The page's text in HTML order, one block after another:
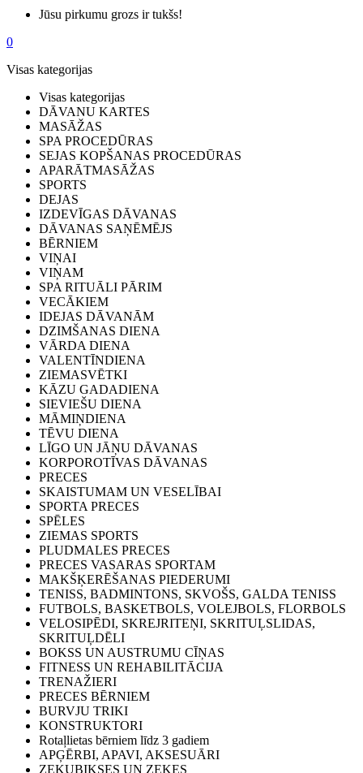
Jūsu pirkumu grozs ir tukšs!
0
Visas kategorijas
Visas kategorijas
DĀVANU KARTES
MASĀŽAS
SPA PROCEDŪRAS
SEJAS KOPŠANAS PROCEDŪRAS
APARĀTMASĀŽAS
SPORTS
DEJAS
IZDEVĪGAS DĀVANAS
DĀVANAS SAŅĒMĒJS
BĒRNIEM
VIŅAI
VIŅAM
SPA RITUĀLI PĀRIM
VECĀKIEM
IDEJAS DĀVANĀM
DZIMŠANAS DIENA
VĀRDA DIENA
VALENTĪNDIENA
ZIEMASVĒTKI
KĀZU GADADIENA
SIEVIEŠU DIENA
MĀMIŅDIENA
TĒVU DIENA
LĪGO UN JĀŅU DĀVANAS
KORPOROTĪVAS DĀVANAS
PRECES
SKAISTUMAM UN VESELĪBAI
SPORTA PRECES
SPĒLES
ZIEMAS SPORTS
PLUDMALES PRECES
PRECES VASARAS SPORTAM
MAKŠĶERĒŠANAS PIEDERUMI
TENISS, BADMINTONS, SKVOŠS, GALDA TENISS
FUTBOLS, BASKETBOLS, VOLEJBOLS, FLORBOLS
VELOSIPĒDI, SKREJRITEŅI, SKRITUĻSLIDAS,
SKRITUĻDĒLI
BOKSS UN AUSTRUMU CĪŅAS
FITNESS UN REHABILITĀCIJA
TRENAŽIERI
PRECES BĒRNIEM
BURVJU TRIKI
KONSTRUKTORI
Rotaļlietas bērniem līdz 3 gadiem
APĢĒRBI, APAVI, AKSESUĀRI
ZEĶUBIKSES UN ZEĶES